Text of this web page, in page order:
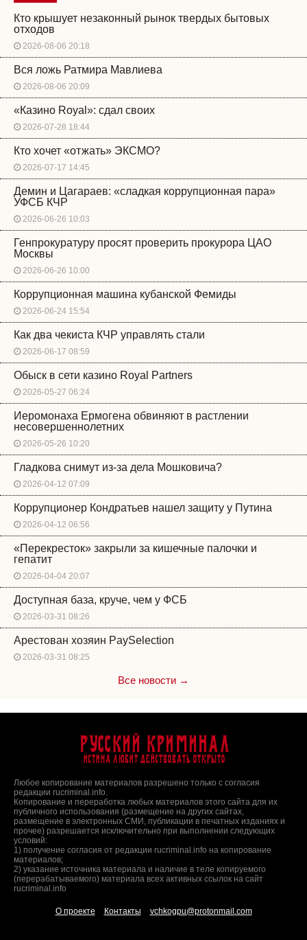
Кто крышует незаконный рынок твердых бытовых
отходов
2026-08-06 20:18
Вся ложь Ратмира Мавлиева
2026-08-06 20:09
«Казино Royal»: сдал своих
2026-07-28 18:44
Кто хочет «отжать» ЭКСМО?
2026-07-17 14:45
Демин и Цагараев: «сладкая коррупционная пара»
УФСБ КЧР
2026-06-26 10:03
Генпрокуратуру просят проверить прокурора ЦАО
Москвы
2026-06-26 10:00
Коррупционная машина кубанской Фемиды
2026-06-24 15:54
Как два чекиста КЧР управлять стали
2026-06-17 08:59
Обыск в сети казино Royal Partners
2026-05-27 06:24
Иеромонаха Ермогена обвиняют в растлении
несовершеннолетних
2026-05-26 10:20
Гладкова снимут из-за дела Мошковича?
2026-04-12 07:09
Коррупционер Кондратьев нашел защиту у Путина
2026-04-12 06:56
«Перекресток» закрыли за кишечные палочки и
гепатит
2026-04-04 20:07
Доступная база, круче, чем у ФСБ
2026-03-31 08:26
Арестован хозяин PaySelection
2026-03-31 08:25
Все новости →
Русский Криминал
Истина любит действовать открыто
Любое копирование материалов разрешено только с согласия
редакции rucriminal.info.
Копирование и переработка любых материалов этого сайта для их
публичного использования (размещение на других сайтах,
размещение в электронных СМИ, публикации в печатных изданиях и
прочее) разрешается исключительно при выполнении следующих
условий:
1) получение согласия от редакции rucriminal.info на копирование
материалов;
2) указание источника материала и наличие в теле копируемого
(перерабатываемого) материала всех активных ссылок на сайт
rucriminal.info
О проекте Контакты vchkogpu@protonmail.com